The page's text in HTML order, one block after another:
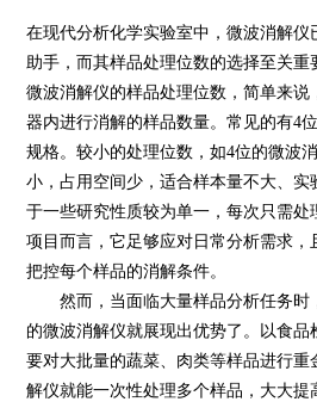
在现代分析化学实验室中，微波消解仪
助手，而其样品处理位数的选择至关重
微波消解仪的样品处理位数，简单来说
器内进行消解的样品数量。常见的有4
规格。较小的处理位数，如4位的微波
小，占用空间少，适合样本量不大、
于一些研究性质较为单一，每次只需处
项目而言，它足够应对日常分析需求
把控每个样品的消解条件。
然而，当面临大量样品分析任务时
的微波消解仪就展现出优势了。以食
要对大批量的蔬菜、肉类等样品进行重
解仪就能一次性处理多个样品，大大提